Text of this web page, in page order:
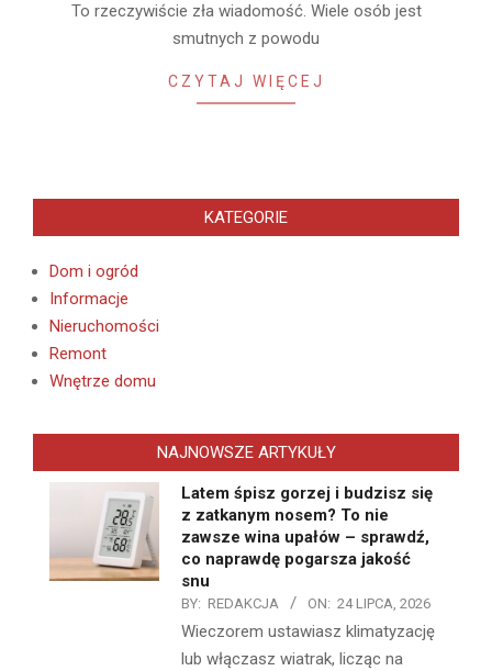
To rzeczywiście zła wiadomość. Wiele osób jest
smutnych z powodu
CZYTAJ WIĘCEJ
KATEGORIE
Dom i ogród
Informacje
Nieruchomości
Remont
Wnętrze domu
NAJNOWSZE ARTYKUŁY
Latem śpisz gorzej i budzisz się
z zatkanym nosem? To nie
zawsze wina upałów – sprawdź,
co naprawdę pogarsza jakość
snu
BY: REDAKCJA ON: 24 LIPCA, 2026
Wieczorem ustawiasz klimatyzację
lub włączasz wiatrak, licząc na